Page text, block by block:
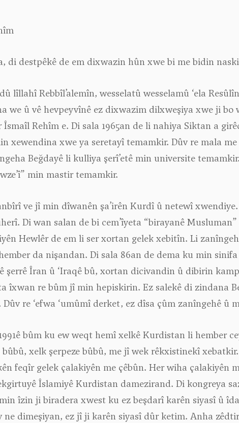
di destpêkê de em dixwazin hûn xwe bi me bidin
lîllahî Rebbîl’alemîn, wesselatû wesselamû ‘ela
we û vê hevpeyvînê ez dixwazim dilxweşiya xwe ji
Rehîm e. Di sala 1965an de li nahiya Siktan a
xewendina xwe ya seretayî temamkir. Dûv re mala
Beğdayê li kulliya şerî’etê min universite
min mastir temamkir.
ve jî min dîwanên şa’irên Kurdî û netewî
Di wan salan de bi cem’îyeta “birayanê
Hewlêr de em li ser xortan gelek xebitîn. Li
da nişandan. Di sala 86an de dema ku min
şerrê Îran û ‘Iraqê bû, xortan dicivandin û dibirin
îxwan re bûm jî min hepiskirin. Ez salekê di zindana
re ‘efwa ‘umûmî derket, ez dîsa çûm zanîngehê û
bûm ku ew weqt hemî xelkê Kurdistan li hember
xelk şerpeze bûbû, me jî wek rêkxistinekî
feqîr gelek çalakiyên me çêbûn. Her wiha çalakiyên
Îslamiyê Kurdistan damezirand. Di kongreya
îzin ji biradera xwest ku ez beşdarî karên siyasî û
ne dimeşiyan, ez jî ji karên siyasî dûr ketim. Anha